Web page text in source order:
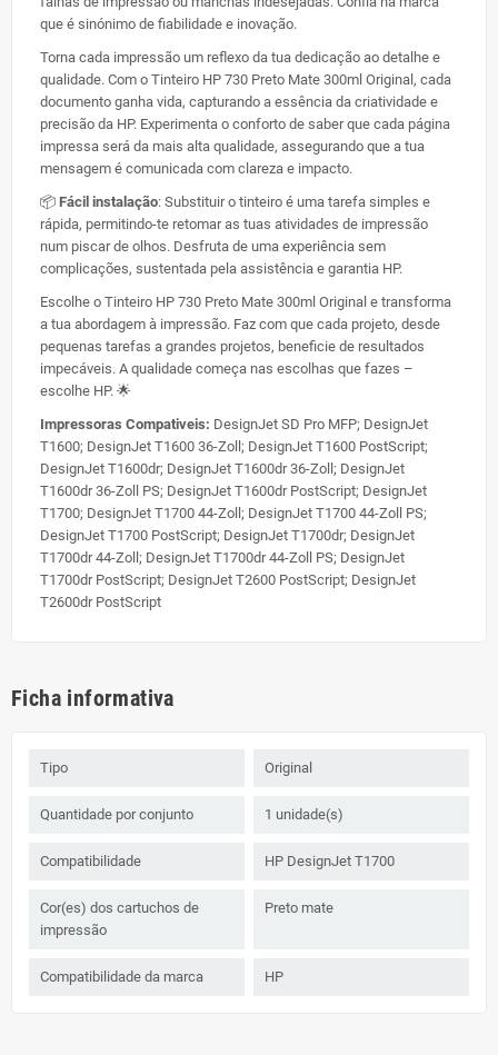
que é sinónimo de fiabilidade e inovação.
Torna cada impressão um reflexo da tua dedicação ao detalhe e
qualidade. Com o Tinteiro HP 730 Preto Mate 300ml Original, cada
documento ganha vida, capturando a essência da criatividade e
precisão da HP. Experimenta o conforto de saber que cada página
impressa será da mais alta qualidade, assegurando que a tua
mensagem é comunicada com clareza e impacto.
📦 Fácil instalação: Substituir o tinteiro é uma tarefa simples e
rápida, permitindo-te retomar as tuas atividades de impressão
num piscar de olhos. Desfruta de uma experiência sem
complicações, sustentada pela assistência e garantia HP.
Escolhe o Tinteiro HP 730 Preto Mate 300ml Original e transforma
a tua abordagem à impressão. Faz com que cada projeto, desde
pequenas tarefas a grandes projetos, beneficie de resultados
impecáveis. A qualidade começa nas escolhas que fazes –
escolhe HP. 🌟
Impressoras Compativeis: DesignJet SD Pro MFP; DesignJet
T1600; DesignJet T1600 36-Zoll; DesignJet T1600 PostScript;
DesignJet T1600dr; DesignJet T1600dr 36-Zoll; DesignJet
T1600dr 36-Zoll PS; DesignJet T1600dr PostScript; DesignJet
T1700; DesignJet T1700 44-Zoll; DesignJet T1700 44-Zoll PS;
DesignJet T1700 PostScript; DesignJet T1700dr; DesignJet
T1700dr 44-Zoll; DesignJet T1700dr 44-Zoll PS; DesignJet
T1700dr PostScript; DesignJet T2600 PostScript; DesignJet
T2600dr PostScript
Ficha informativa
Tipo Original
Quantidade por conjunto 1 unidade(s)
Compatibilidade HP DesignJet T1700
Cor(es) dos cartuchos de
impressão
Preto mate
Compatibilidade da marca HP